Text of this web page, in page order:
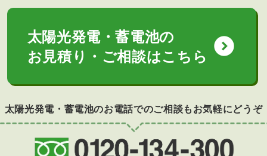
太陽光発電・蓄電池の
お見積り・ご相談はこちら expand_circle_down
太陽光発電・蓄電池のお電話でのご相談もお気軽にどうぞ